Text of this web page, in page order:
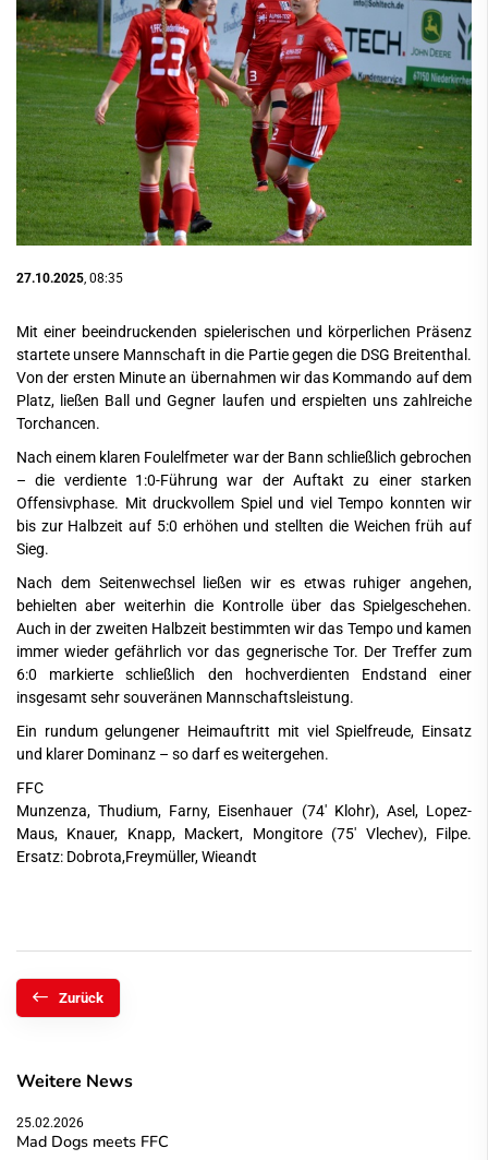
27.10.2025 , 08:35
Mit einer beeindruckenden spielerischen und körperlichen Präsenz
startete unsere Mannschaft in die Partie gegen die DSG Breitenthal.
Von der ersten Minute an übernahmen wir das Kommando auf dem
Platz, ließen Ball und Gegner laufen und erspielten uns zahlreiche
Torchancen.
Nach einem klaren Foulelfmeter war der Bann schließlich gebrochen
– die verdiente 1:0-Führung war der Auftakt zu einer starken
Offensivphase. Mit druckvollem Spiel und viel Tempo konnten wir
bis zur Halbzeit auf 5:0 erhöhen und stellten die Weichen früh auf
Sieg.
Nach dem Seitenwechsel ließen wir es etwas ruhiger angehen,
behielten aber weiterhin die Kontrolle über das Spielgeschehen.
Auch in der zweiten Halbzeit bestimmten wir das Tempo und kamen
immer wieder gefährlich vor das gegnerische Tor. Der Treffer zum
6:0 markierte schließlich den hochverdienten Endstand einer
insgesamt sehr souveränen Mannschaftsleistung.
Ein rundum gelungener Heimauftritt mit viel Spielfreude, Einsatz
und klarer Dominanz – so darf es weitergehen.
FFC
Munzenza, Thudium, Farny, Eisenhauer (74' Klohr), Asel, Lopez-
Maus, Knauer, Knapp, Mackert, Mongitore (75' Vlechev), Filpe.
Ersatz: Dobrota,Freymüller, Wieandt
Zurück
Weitere News
25.02.2026
Mad Dogs meets FFC